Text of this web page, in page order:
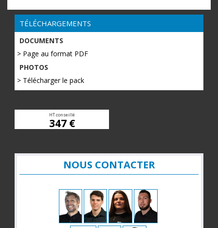
TÉLÉCHARGEMENTS
DOCUMENTS
> Page au format PDF
PHOTOS
> Télécharger le pack
HT conseillé
347 €
NOUS CONTACTER